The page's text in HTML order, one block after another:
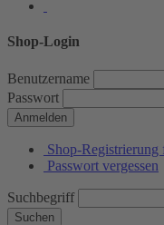
Shop-Login
Benutzername
Passwort
Anmelden
Shop-
Passwort vergessen
Suchbegriff
Suchen